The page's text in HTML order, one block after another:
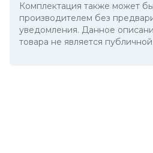
Комплектация также может
производителем без
уведомления. Данное
товара не является